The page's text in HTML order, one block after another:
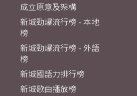
成立原意及架構
新城勁爆流行榜 - 本地
榜
新城勁爆流行榜 - 外語
榜
新城國語力排行榜
新城歌曲播放榜